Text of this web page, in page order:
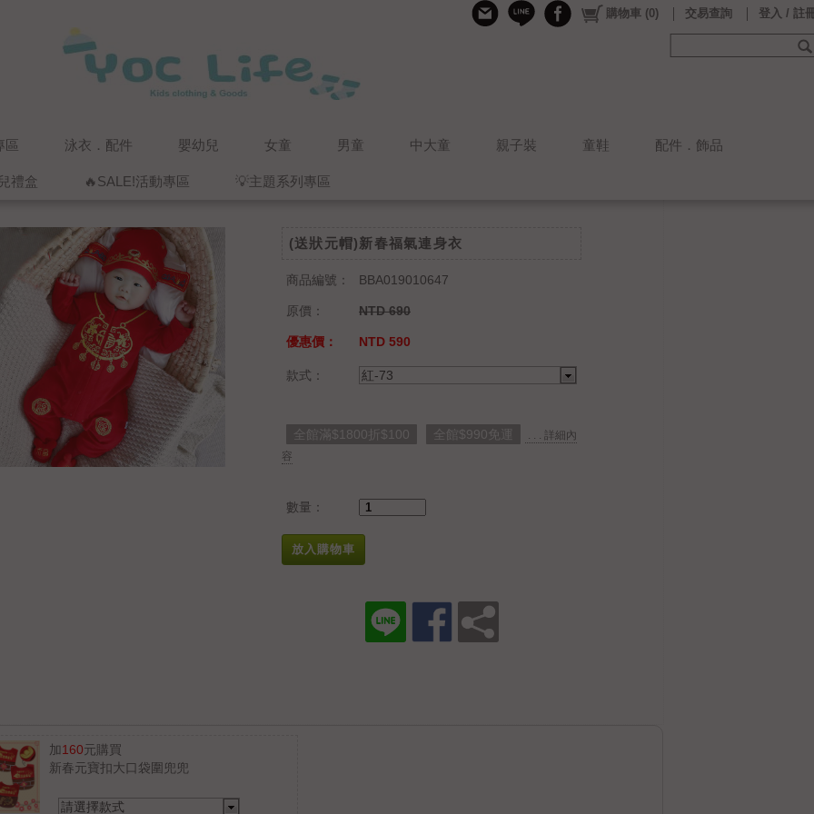
區 泳衣．配件 嬰幼兒 女童 男童 中大童 親子裝 童鞋 配件．飾品
禮盒 🔥SALE!活動專區 💡主題系列專區
購物車 (0) 交易查詢 登入 / 註
(送狀元帽)新春福氣連身衣
商品編號： BBA019010647
原價： NTD 690
優惠價： NTD 590
款式： 紅-73
全館滿$1800折$100 全館$990免運
. . . 詳細內
容
數量：
放入購物車
加160元購買
新春元寶扣大口袋圍兜兜
請選擇款式